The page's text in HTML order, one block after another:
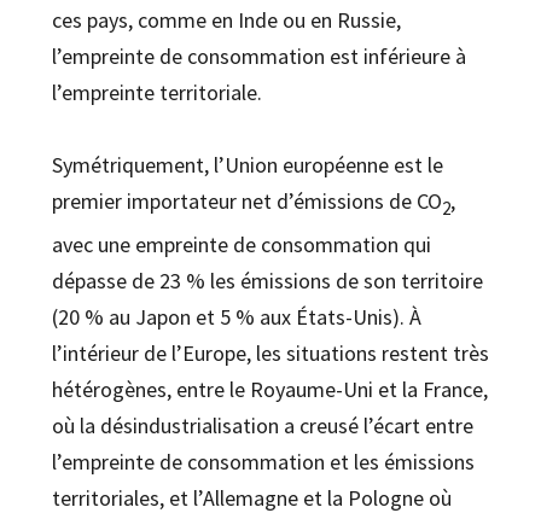
ces pays, comme en Inde ou en Russie,
l’empreinte de consommation est inférieure à
l’empreinte territoriale.
Symétriquement, l’Union européenne est le
premier importateur net d’émissions de CO2,
avec une empreinte de consommation qui
dépasse de 23 % les émissions de son territoire
(20 % au Japon et 5 % aux États-Unis). À
l’intérieur de l’Europe, les situations restent très
hétérogènes, entre le Royaume-Uni et la France,
où la désindustrialisation a creusé l’écart entre
l’empreinte de consommation et les émissions
territoriales, et l’Allemagne et la Pologne où